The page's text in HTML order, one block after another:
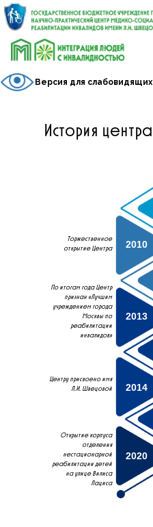
Версия для слабовидящих
История центра
2010
Торжественное
открытие Центра
2014
2013
2020
По итогам года Центр
признан «Лучшим
учреждением города
Москвы по
реабилитации
инвалидов»
Центру присвоено имя
Л.И. Швецовой
Открытие корпуса
отделения
нестационарной
реабилитации детей
на улице Вилиса
Лациса